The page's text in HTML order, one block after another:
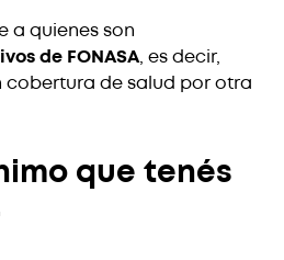
a quienes son
de FONASA, es decir,
cobertura de salud por otra
que tenés